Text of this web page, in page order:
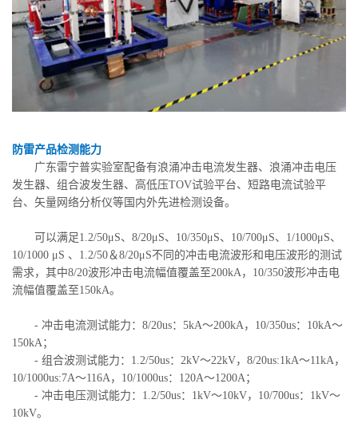
防雷产品检测能力
广东雷宁普实验室配备有浪涌冲击电流发生器、浪涌冲击电压
发生器、组合波发生器、高低压TOV试验平台、短路电流试验平
台、矢量网络分析仪等国内外先进检测设备。
可以满足1.2/50μS、8/20μS、10/350μS、10/700μS、1/1000μS、
10/1000 μS 、1.2/50＆8/20μS不同的冲击电流波形和电压波形的测试
需求，其中8/20波形冲击电流幅值覆盖至200kA，10/350波形冲击电
流幅值覆盖至150kA。
- 冲击电流测试能力：8/20us：5kA～200kA，10/350us：10kA～
150kA；
- 组合波测试能力：1.2/50us：2kV～22kV，8/20us:1kA～11kA，
10/1000us:7A～116A，10/1000us：120A～1200A；
- 冲击电压测试能力：1.2/50us：1kV～10kV，10/700us：1kV～
10kV。